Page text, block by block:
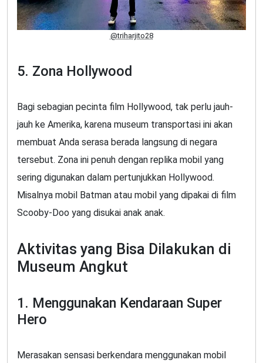
@triharjito28
5. Zona Hollywood
Bagi sebagian pecinta film Hollywood, tak perlu jauh-
jauh ke Amerika, karena museum transportasi ini akan
membuat Anda serasa berada langsung di negara
tersebut. Zona ini penuh dengan replika mobil yang
sering digunakan dalam pertunjukkan Hollywood.
Misalnya mobil Batman atau mobil yang dipakai di film
Scooby-Doo yang disukai anak anak.
Aktivitas yang Bisa Dilakukan di
Museum Angkut
1. Menggunakan Kendaraan Super
Hero
Merasakan sensasi berkendara menggunakan mobil